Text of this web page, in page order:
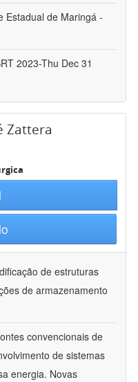
Estadual de Maringá -
2023-Thu Dec 31
Zattera
de estruturas
de armazenamento
convencionais de
de sistemas
energia. Novas